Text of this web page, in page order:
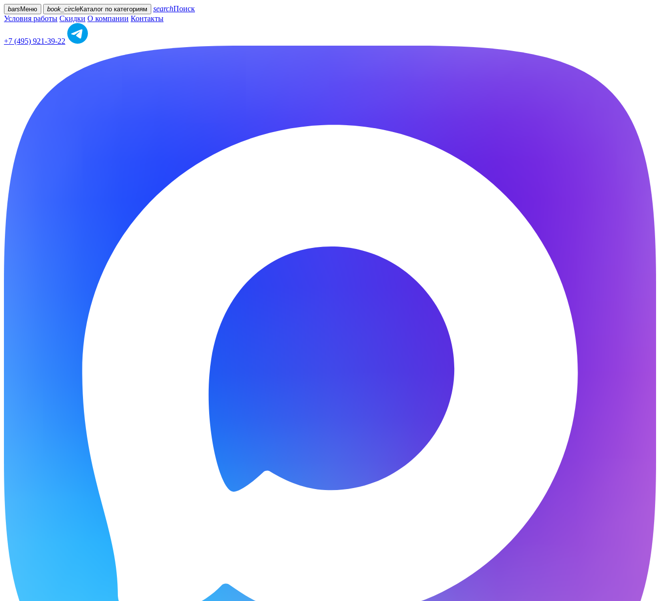
bars Меню book_circleКаталог по категориям searchПоиск
Условия работы Скидки О компании Контакты
+7 (495) 921-39-22